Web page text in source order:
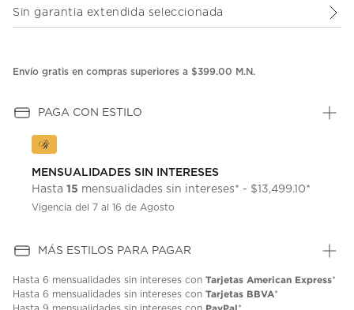
Enlace
Sin garantia extendida seleccionada
Envío gratis en compras superiores a $399.00 M.N.
PAGA CON ESTILO
MENSUALIDADES SIN INTERESES
Hasta 15 mensualidades sin intereses* - $13,499.10*
Vigencia del 7 al 16 de Agosto
MÁS ESTILOS PARA PAGAR
Hasta 6 mensualidades sin intereses con Tarjetas American Express*
Hasta 6 mensualidades sin intereses con Tarjetas BBVA*